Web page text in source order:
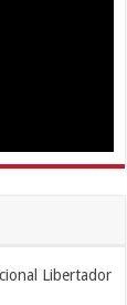
Libertador